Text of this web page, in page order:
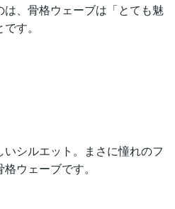
は、骨格ウェーブは「とても魅
す。
シルエット。まさに憧れのフ
ウェーブです。